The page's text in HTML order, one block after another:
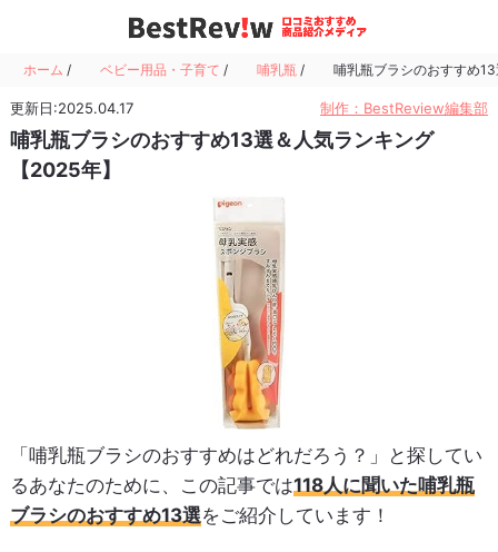
ホーム / ベビー用品・子育て / 哺乳瓶 / 哺乳瓶ブラシのおすすめ
更新日:2025.04.17 制作：BestReview編集部
哺乳瓶ブラシのおすすめ13選＆人気ランキング
【2025年】
「哺乳瓶ブラシのおすすめはどれだろう？」と探してい
るあなたのために、この記事では118人に聞いた哺乳瓶
ブラシのおすすめ13選をご紹介しています！